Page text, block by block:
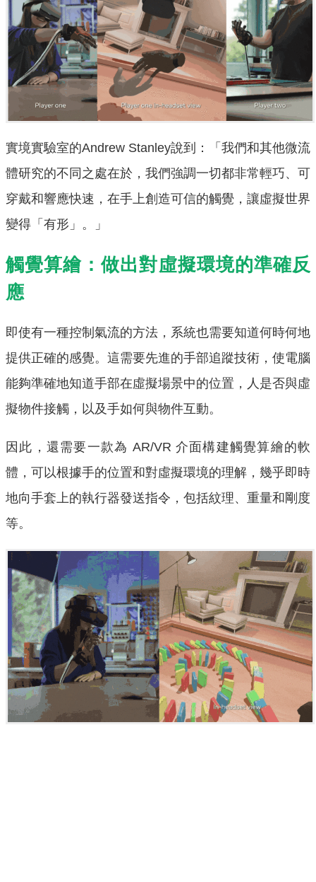
實境實驗室的Andrew Stanley說到：「我們和其他微流
體研究的不同之處在於，我們強調一切都非常輕巧、可
穿戴和響應快速，在手上創造可信的觸覺，讓虛擬世界
變得「有形」。」
觸覺算繪：做出對虛擬環境的準確反
應
即使有一種控制氣流的方法，系統也需要知道何時何地
提供正確的感覺。這需要先進的手部追蹤技術，使電腦
能夠準確地知道手部在虛擬場景中的位置，人是否與虛
擬物件接觸，以及手如何與物件互動。
因此，還需要一款為 AR/VR 介面構建觸覺算繪的軟
體，可以根據手的位置和對虛擬環境的理解，幾乎即時
地向手套上的執行器發送指令，包括紋理、重量和剛度
等。